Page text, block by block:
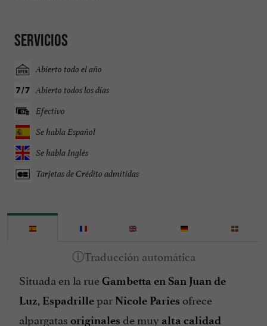
Servicios
Abierto todo el año
Abierto todos los días
Efectivo
Se habla Español
Se habla Inglés
Tarjetas de Crédito admitidas
Situada en la rueGambetta en San Juan de
Luz, Espadrillepar Nicole Paries ofrece
alpargatas originales de muy alta calidad